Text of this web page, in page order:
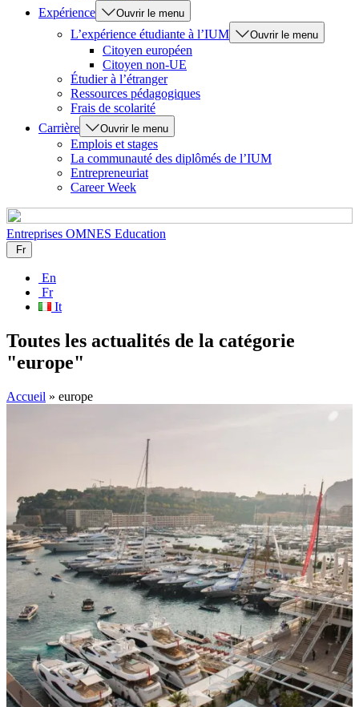
Expérience
Ouvrir le menu
L’expérience étudiante à l’IUM Ouvrir le menu
Citoyen européen
Citoyen non-UE
Étudier à l’étranger
Ressources pédagogiques
Frais de scolarité
Carrière
Ouvrir le menu
Emplois et stages
La communauté des diplômés de l’IUM
Entrepreneuriat
Career Week
Entreprises OMNES Education
Fr
En
Fr
It
Toutes les actualités de la catégorie
"europe"
Accueil » europe